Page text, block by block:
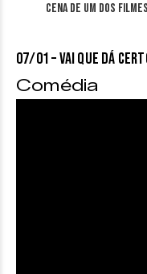
Cena de um dos
07/01 – VAI QUE DÁ
Comédia